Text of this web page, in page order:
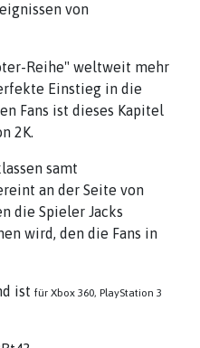
von
Reihe" weltweit mehr
Einstieg in die
Fans ist dieses Kapitel
2K.
samt
an der Seite von
die Spieler Jacks
wird, den die Fans in
ist für Xbox 360, PlayStation 3